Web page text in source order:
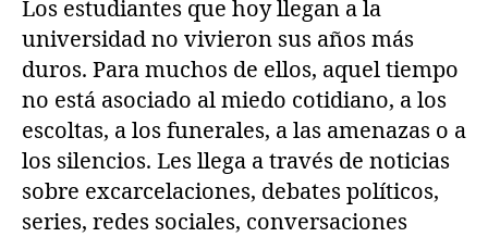
Los estudiantes que hoy llegan a la
universidad no vivieron sus años más
duros. Para muchos de ellos, aquel tiempo
no está asociado al miedo cotidiano, a los
escoltas, a los funerales, a las amenazas o a
los silencios. Les llega a través de noticias
sobre excarcelaciones, debates políticos,
series, redes sociales, conversaciones